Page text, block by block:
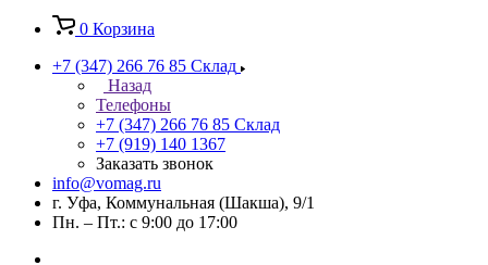
0 Корзина
+7 (347) 266 76 85 Склад
Назад
Телефоны
+7 (347) 266 76 85 Склад
+7 (919) 140 1367
Заказать звонок
info@vomag.ru
г. Уфа, Коммунальная (Шакша), 9/1
Пн. – Пт.: с 9:00 до 17:00